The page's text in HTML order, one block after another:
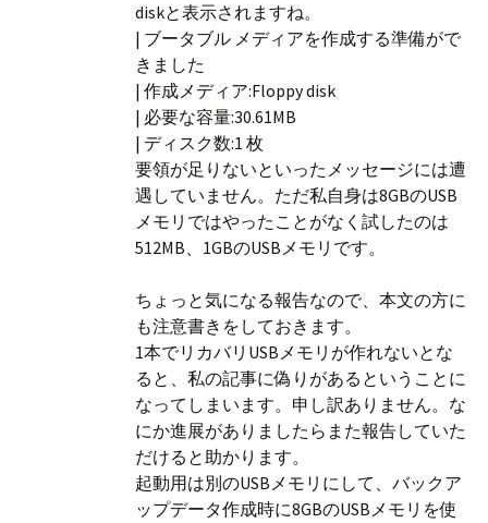
diskと表示されますね。
| ブータブル メディアを作成する準備がで
きました
| 作成メディア:Floppy disk
| 必要な容量:30.61MB
| ディスク数:1 枚
要領が足りないといったメッセージには遭
遇していません。ただ私自身は8GBのUSB
メモリではやったことがなく試したのは
512MB、1GBのUSBメモリです。
ちょっと気になる報告なので、本文の方に
も注意書きをしておきます。
1本でリカバリUSBメモリが作れないとな
ると、私の記事に偽りがあるということに
なってしまいます。申し訳ありません。な
にか進展がありましたらまた報告していた
だけると助かります。
起動用は別のUSBメモリにして、バックア
ップデータ作成時に8GBのUSBメモリを使